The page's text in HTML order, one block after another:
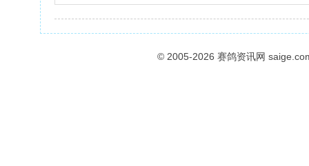
© 2005-2026 赛鸽资讯网